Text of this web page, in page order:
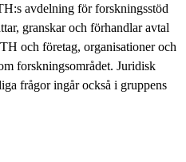
avdelning för forskningsstöd
granskar och förhandlar avtal
och företag, organisationer och
forskningsområdet. Juridisk
frågor ingår också i gruppens